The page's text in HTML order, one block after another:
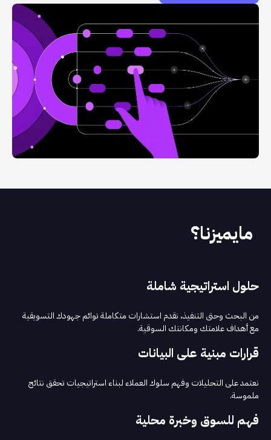
مايميزنا؟
حلول استراتيجية شاملة
من البحث وحتى التنفيذ، نقدم استشارات متكاملة توائم جهودك التسويقية
مع أهداف علامتك ومكانتك السوقية.
قرارات مبنية على البيانات
نعتمد على التحليلات وفهم سلوك العملاء لبناء استراتيجيات تحقق نتائج
ملموسة.
فهم للسوق وخبرة محلية